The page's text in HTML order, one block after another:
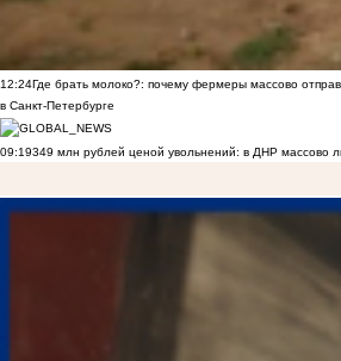
12:24Где брать молоко?: почему фермеры массово
в Санкт-Петербурге
09:19349 млн рублей ценой увольнений: в ДНР массово